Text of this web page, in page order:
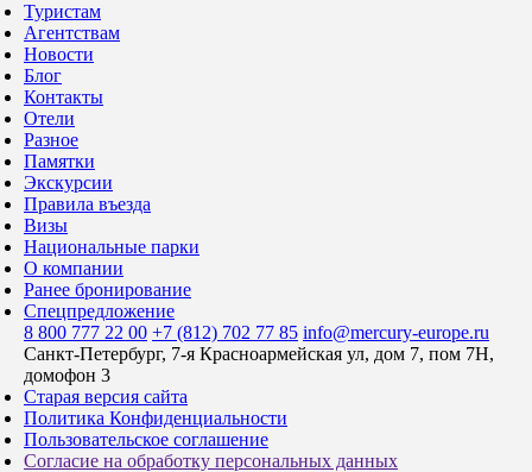
Туристам
Агентствам
Новости
Блог
Контакты
Отели
Разное
Памятки
Экскурсии
Правила въезда
Визы
Национальные парки
О компании
Ранее бронирование
Спецпредложение
8 800 777 22 00 +7 (812) 702 77 85 info@mercury-europe.ru
Санкт-Петербург, 7-я Красноармейская ул, дом 7, пом 7Н,
домофон 3
Старая версия сайта
Политика Конфиденциальности
Пользовательское соглашение
Согласие на обработку персональных данных